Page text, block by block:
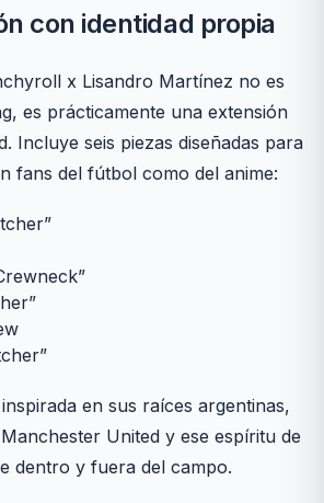
con identidad propia
x Lisandro Martínez no es
es prácticamente una extensión
Incluye seis piezas diseñadas para
fans del fútbol como del anime:
en sus raíces argentinas,
United y ese espíritu de
dentro y fuera del campo.